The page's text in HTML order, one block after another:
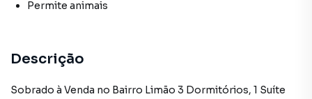
Permite animais
Descrição
Sobrado à Venda no Bairro Limão 3 Dormitórios, 1 Suíte